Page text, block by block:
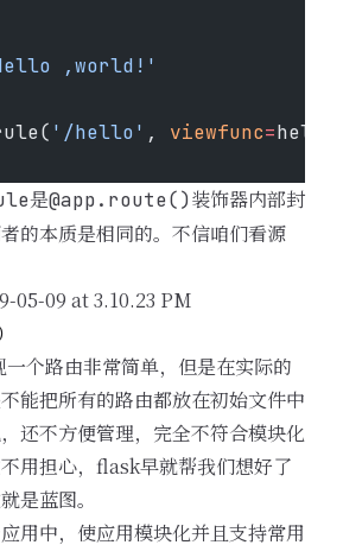
,world!'
'/hello' , viewfunc=
是@app.route()装饰器内部封
的本质是相同的。不信咱们看源
个路由非常简单，但是在实际的
能把所有的路由都放在初始文件中
还不方便管理，完全不符合模块化
用担心，flask早就帮我们想好了
是蓝图。
用中，使应用模块化并且支持常用